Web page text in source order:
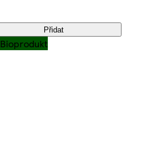
Přidat
Bioprodukt